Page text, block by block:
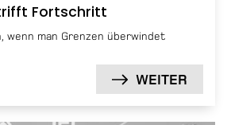
Fortschritt
wenn man Grenzen überwindet
WEITER